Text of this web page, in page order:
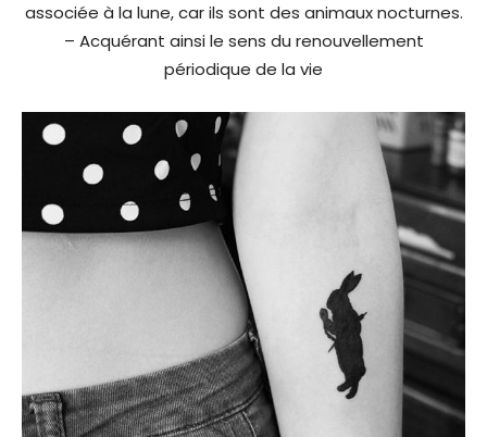
associée à la lune, car ils sont des animaux nocturnes.
– Acquérant ainsi le sens du renouvellement
périodique de la vie